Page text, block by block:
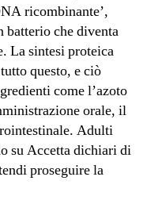
ricombinante’,
batterio che diventa
La sintesi proteica
questo, e ciò
come l’azoto
orale, il
Adulti
su Accetta dichiari di
proseguire la